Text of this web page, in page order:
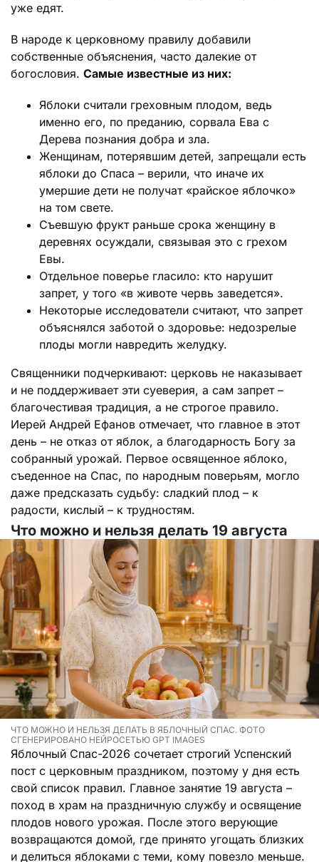
уже едят.
В народе к церковному правилу добавили
собственные объяснения, часто далекие от
богословия. Самые известные из них:
Яблоки считали греховным плодом, ведь
именно его, по преданию, сорвала Ева с
Дерева познания добра и зла.
Женщинам, потерявшим детей, запрещали есть
яблоки до Спаса – верили, что иначе их
умершие дети не получат «райское яблочко»
на том свете.
Съевшую фрукт раньше срока женщину в
деревнях осуждали, связывая это с грехом
Евы.
Отдельное поверье гласило: кто нарушит
запрет, у того «в животе червь заведется».
Некоторые исследователи считают, что запрет
объяснялся заботой о здоровье: недозрелые
плоды могли навредить желудку.
Священники подчеркивают: церковь не наказывает
и не поддерживает эти суеверия, а сам запрет –
благочестивая традиция, а не строгое правило.
Иерей Андрей Ефанов отмечает, что главное в этот
день – не отказ от яблок, а благодарность Богу за
собранный урожай. Первое освященное яблоко,
съеденное на Спас, по народным поверьям, могло
даже предсказать судьбу: сладкий плод – к
радости, кислый – к трудностям.
Что можно и нельзя делать 19 августа
ЧТО МОЖНО И НЕЛЬЗЯ ДЕЛАТЬ В ЯБЛОЧНЫЙ СПАС. ФОТО
СГЕНЕРИРОВАНО НЕЙРОСЕТЬЮ GPT IMAGES
Яблочный Спас-2026 сочетает строгий Успенский
пост с церковным праздником, поэтому у дня есть
свой список правил. Главное занятие 19 августа –
поход в храм на праздничную службу и освящение
плодов нового урожая. После этого верующие
возвращаются домой, где принято угощать близких
и делиться яблоками с теми, кому повезло меньше.